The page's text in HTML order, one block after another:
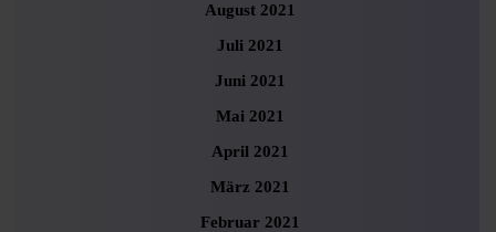
August 2021
Juli 2021
Juni 2021
Mai 2021
April 2021
März 2021
Februar 2021